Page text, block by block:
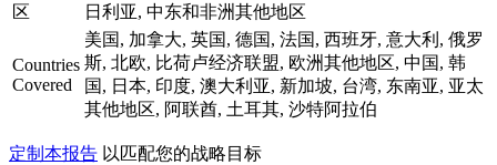
区
日利亚, 中东和非洲其他地区
Countries
Covered
美国, 加拿大, 英国, 德国, 法国, 西班牙, 意大利, 俄罗
斯, 北欧, 比荷卢经济联盟, 欧洲其他地区, 中国, 韩
国, 日本, 印度, 澳大利亚, 新加坡, 台湾, 东南亚, 亚太
其他地区, 阿联酋, 土耳其, 沙特阿拉伯
定制本报告 以匹配您的战略目标